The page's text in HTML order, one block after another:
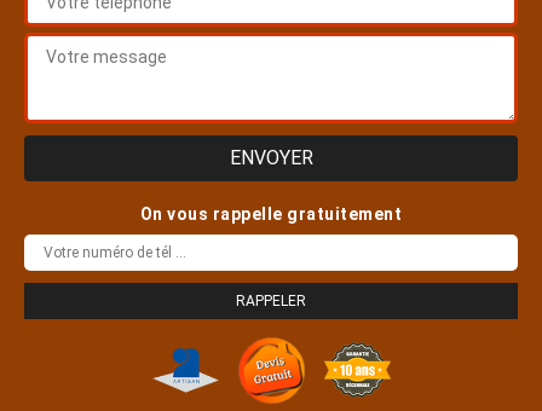
On vous rappelle gratuitement